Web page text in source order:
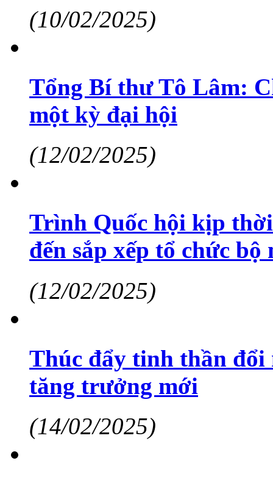
(10/02/2025)
Tổng Bí thư Tô Lâm:
một kỳ đại hội
(12/02/2025)
Trình Quốc hội kịp
đến sắp xếp tổ chức
(12/02/2025)
Thúc đẩy tinh thần đổi
tăng trưởng mới
(14/02/2025)